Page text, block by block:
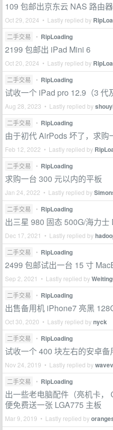
109 包邮出京东云 NAS 路由
Oct 29, 2024 • Lastly replied by
二手交易 • RipLoading
2199 包邮出 iPad Mini 6
Oct 20, 2024 • Lastly replied by
二手交易 • RipLoading
试收一个 iPad pro 12.9（3 代
Aug 28, 2023 • Lastly replied by
二手交易 • RipLoading
由于初代 AirPods 坏了，求购
Feb 12, 2022 • Lastly replied by
二手交易 • RipLoading
求购一台 300 元以内的平板
Jan 24, 2022 • Lastly replied by
二手交易 • RipLoading
出三星 980 固态 500G/海力士
Dec 17, 2021 • Lastly replied by
二手交易 • RipLoading
2499 包邮试出一台 15 寸
Sep 2, 2021 • Lastly replied by
二手交易 • RipLoading
出售备用机 iPhone7 亮黑
Oct 30, 2020 • Lastly replied bynyck
二手交易 • RipLoading
试收一个 400 块左右的安卓备
Nov 24, 2019 • Lastly replied by
二手交易 • RipLoading
出一些老电脑配件（亮机卡，
便免费送一张 LGA775 主板
Mar 9, 2019 • Lastly replied by